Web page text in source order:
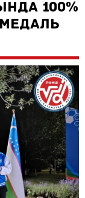
100%